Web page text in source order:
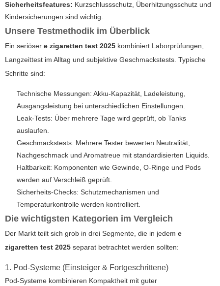
Sicherheitsfeatures: Kurzschlussschutz, Überhitzungsschutz und
Kindersicherungen sind wichtig.
Unsere Testmethodik im Überblick
Ein seriöser e zigaretten test 2025 kombiniert Laborprüfungen,
Langzeittest im Alltag und subjektive Geschmackstests. Typische
Schritte sind:
Technische Messungen: Akku-Kapazität, Ladeleistung,
Ausgangsleistung bei unterschiedlichen Einstellungen.
Leak-Tests: Über mehrere Tage wird geprüft, ob Tanks
auslaufen.
Geschmackstests: Mehrere Tester bewerten Neutralität,
Nachgeschmack und Aromatreue mit standardisierten Liquids.
Haltbarkeit: Komponenten wie Gewinde, O-Ringe und Pods
werden auf Verschleiß geprüft.
Sicherheits-Checks: Schutzmechanismen und
Temperaturkontrolle werden kontrolliert.
Die wichtigsten Kategorien im Vergleich
Der Markt teilt sich grob in drei Segmente, die in jedem e
zigaretten test 2025 separat betrachtet werden sollten:
1. Pod-Systeme (Einsteiger & Fortgeschrittene)
Pod-Systeme kombinieren Kompaktheit mit guter